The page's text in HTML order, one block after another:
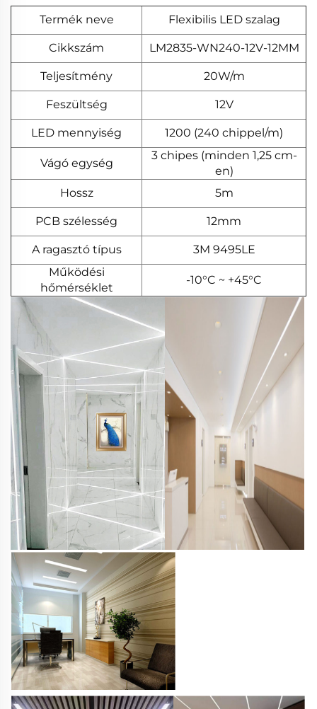
Termék neve Flexibilis LED szalag
Cikkszám LM2835-WN240-12V-12MM
Teljesítmény 20W/m
Feszültség 12V
LED mennyiség 1200 (240 chippel/m)
Vágó egység
3 chipes (minden 1,25 cm-
en)
Hossz
5m
PCB szélesség 12mm
A ragasztó típus
3M 9495LE
Működési
hőmérséklet
-10°C ~ +45°C